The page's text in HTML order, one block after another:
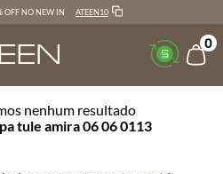
OFF NO NEW IN ATEEN10
0
nenhum resultado
tule amira 06 06 0113